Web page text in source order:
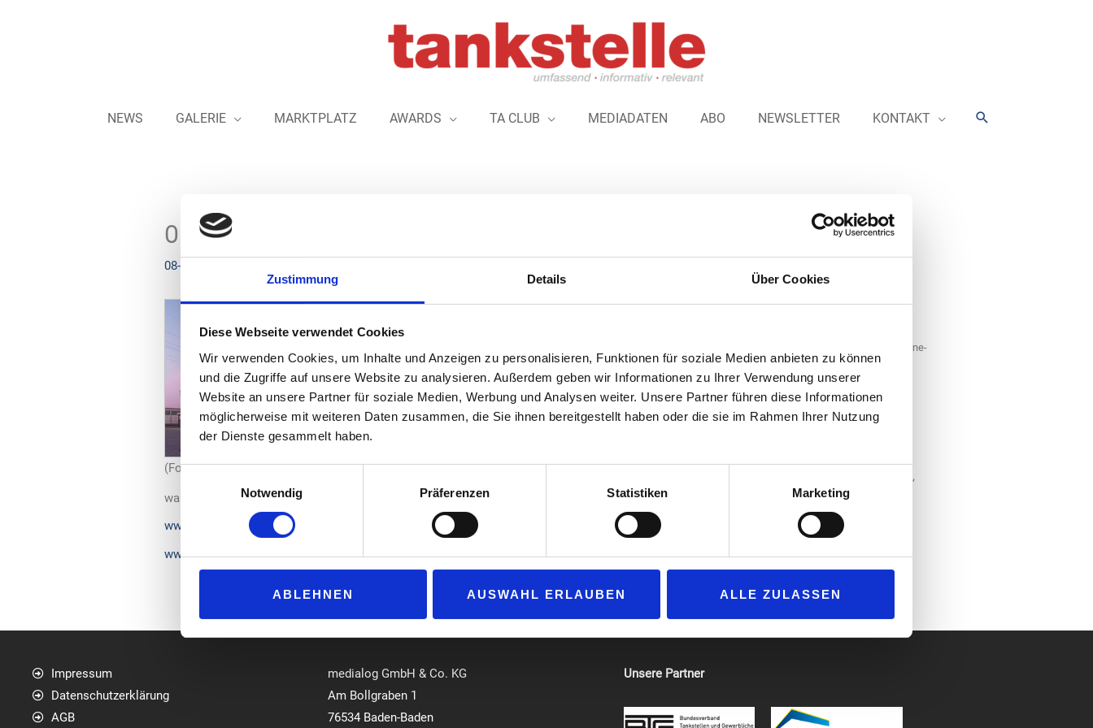
Zustimmung Details Über Cookies
Diese Webseite verwendet Cookies
Wir verwenden Cookies, um Inhalte und Anzeigen zu personalisieren, Funktionen für soziale Medien anbieten zu können
und die Zugriffe auf unsere Website zu analysieren. Außerdem geben wir Informationen zu Ihrer Verwendung unserer
Website an unsere Partner für soziale Medien, Werbung und Analysen weiter. Unsere Partner führen diese Informationen
möglicherweise mit weiteren Daten zusammen, die Sie ihnen bereitgestellt haben oder die sie im Rahmen Ihrer Nutzung
der Dienste gesammelt haben.
Einwilligungsauswahl
Notwendig
Präferenzen Statistiken Marketing
ABLEHNEN AUSWAHL ERLAUBEN ALLE ZULASSEN
NEWS GALERIE MARKTPLATZ AWARDS TA CLUB MEDIADATEN ABO NEWSLETTER KONTAKT Suchen
Oil! – Platz Eins bei „Deutschlands Beste Tankstellen 2022“
08-12-2022
(Foto: Oil! Tankstellen)
Bei einer Kundenbefragung der Deutschen Gesellschaft für Verbraucherstudien mbH (DtGV) wurden Oil!
„Deutschlands Beste Tankstellen 2022“ gewählt. Die DtGV hatte im Juni 2022 eine deutschlandweite Online-
Kundenbefragung durchgeführt und dabei 21 Tankstellen-Unternehmen in den Kategorien Ambiente,
Kundenservice, Tankstellen-Bistro, Tankstellen-Shop, Preis-/Leistung und Kundenvertrauen bewerten
lassen.
belegen. Zudem hat Oil! in jeder der sechs Kategorien überdurchschnittlich abgeschnitten,
was nur eine weitere der bewerteten Tankstellengesellschaften erreicht hat.
www.oil-tankstellen.de
www.mabanaft.com
Impressum
Datenschutzerklärung
AGB
medialog GmbH & Co. KG
Am Bollgraben 1
76534 Baden-Baden
Unsere Partner